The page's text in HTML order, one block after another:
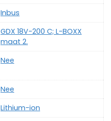
‎Inbus
‎GDX 18V-200 C; L-BOXX
maat 2.
‎Nee
‎Nee
‎Lithium-ion